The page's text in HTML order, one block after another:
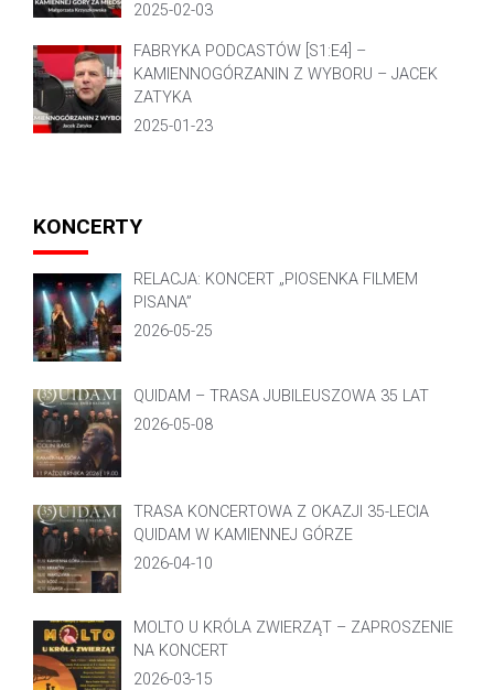
2025-02-03
FABRYKA PODCASTÓW [S1:E4] –
KAMIENNOGÓRZANIN Z WYBORU – JACEK
ZATYKA
2025-01-23
KONCERTY
RELACJA: KONCERT „PIOSENKA FILMEM
PISANA”
2026-05-25
QUIDAM – TRASA JUBILEUSZOWA 35 LAT
2026-05-08
TRASA KONCERTOWA Z OKAZJI 35-LECIA
QUIDAM W KAMIENNEJ GÓRZE
2026-04-10
MOLTO U KRÓLA ZWIERZĄT – ZAPROSZENIE
NA KONCERT
2026-03-15